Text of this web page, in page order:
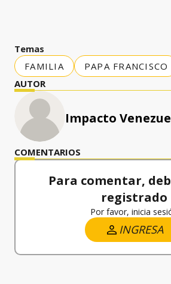
Temas
FAMILIA
PAPA FRANCISCO
AUTOR
Impacto
COMENTARIOS
Para comentar,
registrado
Por favor, inicia
INGRESA